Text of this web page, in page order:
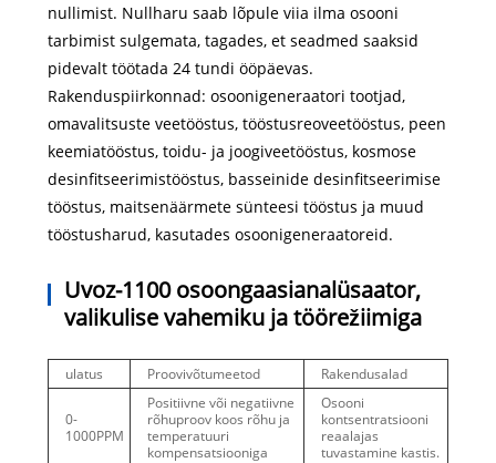
nullimist. Nullharu saab lõpule viia ilma osooni
tarbimist sulgemata, tagades, et seadmed saaksid
pidevalt töötada 24 tundi ööpäevas.
Rakenduspiirkonnad: osoonigeneraatori tootjad,
omavalitsuste veetööstus, tööstusreoveetööstus, peen
keemiatööstus, toidu- ja joogiveetööstus, kosmose
desinfitseerimistööstus, basseinide desinfitseerimise
tööstus, maitsenäärmete sünteesi tööstus ja muud
tööstusharud, kasutades osoonigeneraatoreid.
Uvoz-1100 osoongaasianalüsaator,
valikulise vahemiku ja töörežiimiga
ulatus Proovivõtumeetod Rakendusalad
0-
1000PPM
Positiivne või negatiivne
rõhuproov koos rõhu ja
temperatuuri
kompensatsiooniga
Osooni
kontsentratsiooni
reaalajas
tuvastamine kastis.